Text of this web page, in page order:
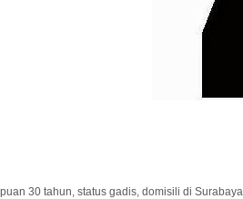
30 tahun, status gadis, domisili di Surabaya